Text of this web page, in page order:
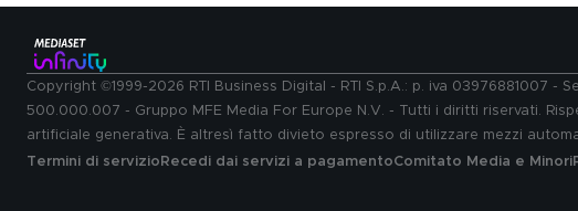
globale al nuovo corso del
il suo compleanno. Ritratto di una star
che ha trasformato la propria
immagine in un linguaggio, un’impresa
e un territorio di contraddizioni
insalate ai dessert, gli
Copyright ©1999-2026 RTI Business Digital - RTI S.p.A.: p. iva 03976881007
500.000.007 - Gruppo MFE Media For Europe N.V. - Tutti i diritti riservati.
artificiale generativa. È altresì fatto divieto espresso di utilizzare mezzi
Termini di servizio Recedi dai servizi a pagamentoComitato Media e Minori